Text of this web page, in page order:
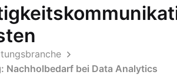
Nachholbedarf bei Data Analytics